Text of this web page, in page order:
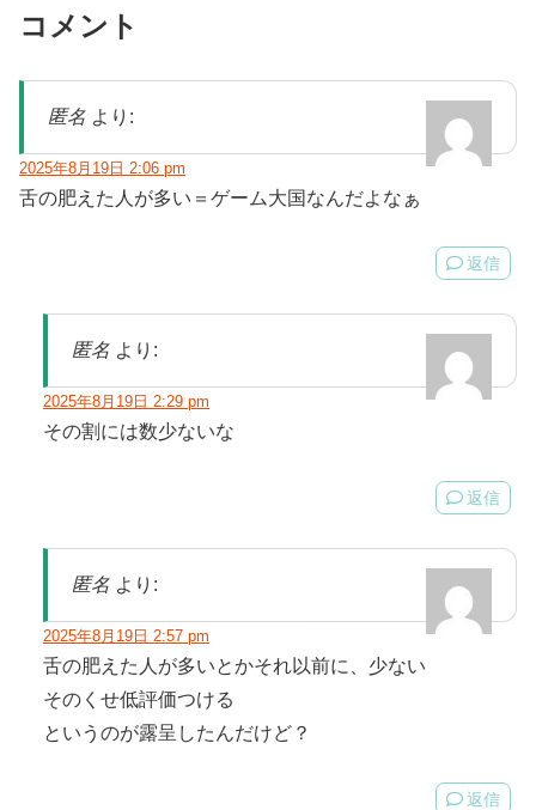
コメント
匿名 より:
2025年8月19日 2:06 pm
舌の肥えた人が多い＝ゲーム大国なんだよなぁ
返信
匿名 より:
2025年8月19日 2:29 pm
その割には数少ないな
返信
匿名 より:
2025年8月19日 2:57 pm
舌の肥えた人が多いとかそれ以前に、少ない
そのくせ低評価つける
というのが露呈したんだけど？
返信